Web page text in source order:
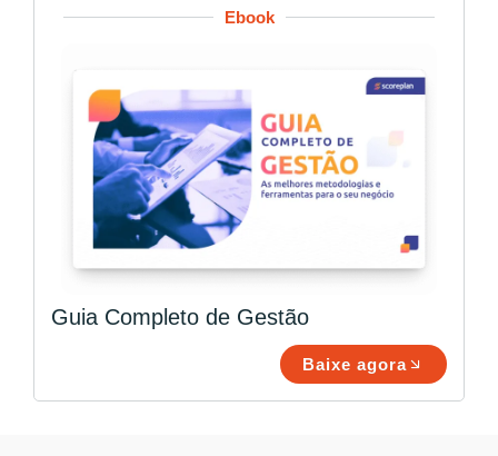
Ebook
Guia Completo de Gestão
Baixe agora